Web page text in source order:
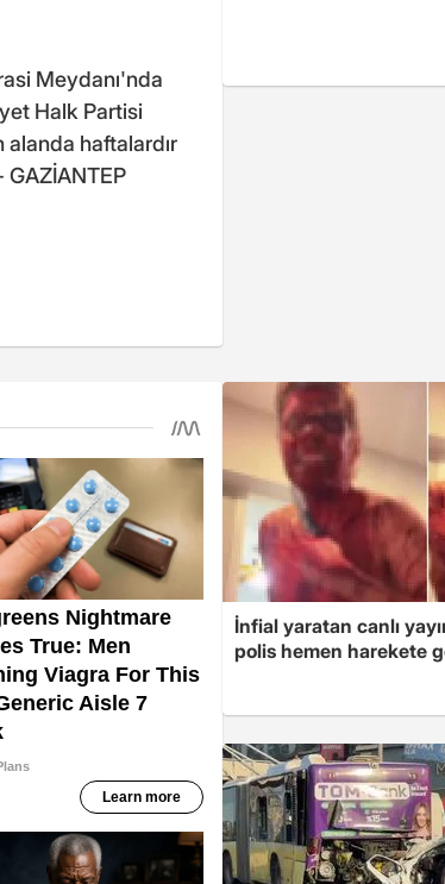
Meydanı'nda
Halk Partisi
haftalardır
İnfial yaratan canlı
polis hemen harekete